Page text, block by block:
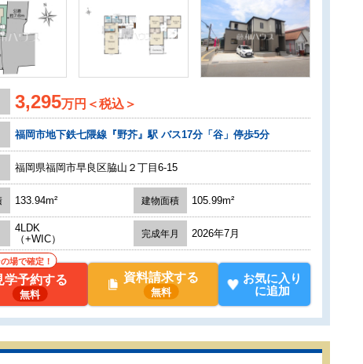
3,295万円＜税込＞
福岡市地下鉄七隈線『野芥』駅 バス17分「谷」停歩5分
福岡県福岡市早良区脇山２丁目6-15
133.94m² 建物面積 105.99m²
4LDK
（+WIC）
完成年月 2026年7月
場で確定！
学予約する
無料
資料請求する
無料
お気に入り
に追加